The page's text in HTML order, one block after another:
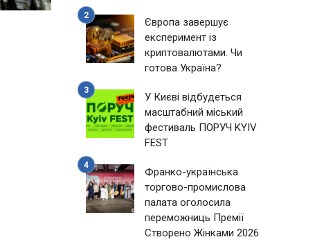
Європа завершує
експеримент із
криптовалютами. Чи
готова Україна?
У Києві відбудеться
масштабний міський
фестиваль ПОРУЧ KYIV
FEST
Франко-українська
торгово-промислова
палата оголосила
переможниць Премії
Створено Жінками 2026